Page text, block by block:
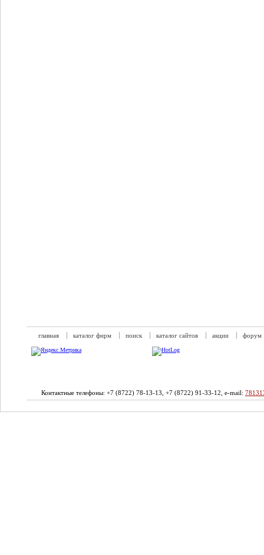
главная каталог фирм поиск каталог сайтов акции форум
Контактные телефоны: +7 (8722) 78-13-13, +7 (8722) 91-33-12, e-mail: